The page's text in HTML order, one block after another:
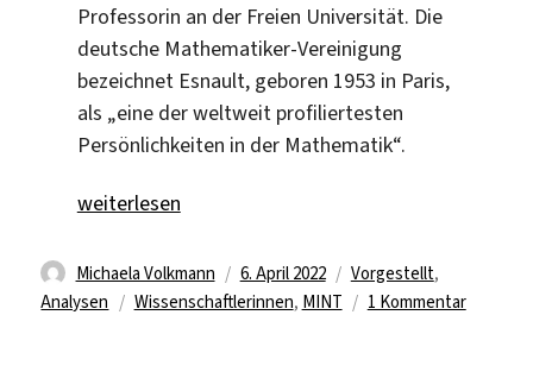
Professorin an der Freien Universität. Die
deutsche Mathematiker-Vereinigung
bezeichnet Esnault, geboren 1953 in Paris,
als „eine der weltweit profiliertesten
Persönlichkeiten in der Mathematik“.
„„Mathematik ist eine Liebesgeschichte““
weiterlesen
Autor
Michaela Volkmann
Veröffentlicht
am
6. April 2022 Kategorien
Vorgestellt,
Analysen
Schlagwörter
Wissenschaftlerinnen, MINT 1 Kommentarzu